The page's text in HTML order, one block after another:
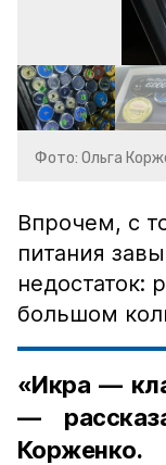
Фото: Ольга
Впрочем, с
питания
недостаток:
большом
«Икра —
—